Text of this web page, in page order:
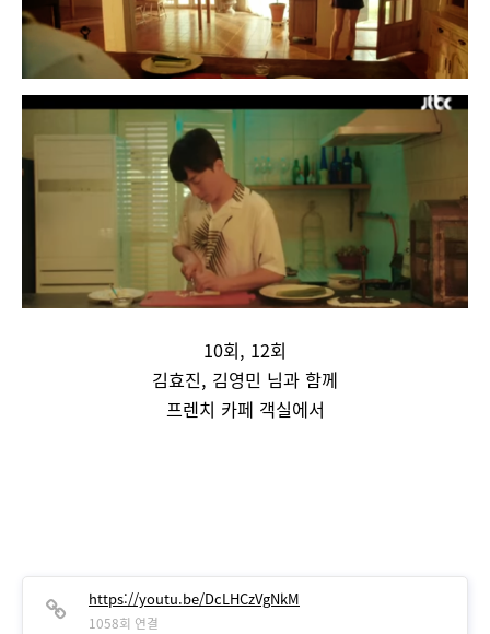
10회, 12회
김효진, 김영민 님과 함께
프렌치 카페 객실에서
https://youtu.be/DcLHCzVgNkM
1058회 연결